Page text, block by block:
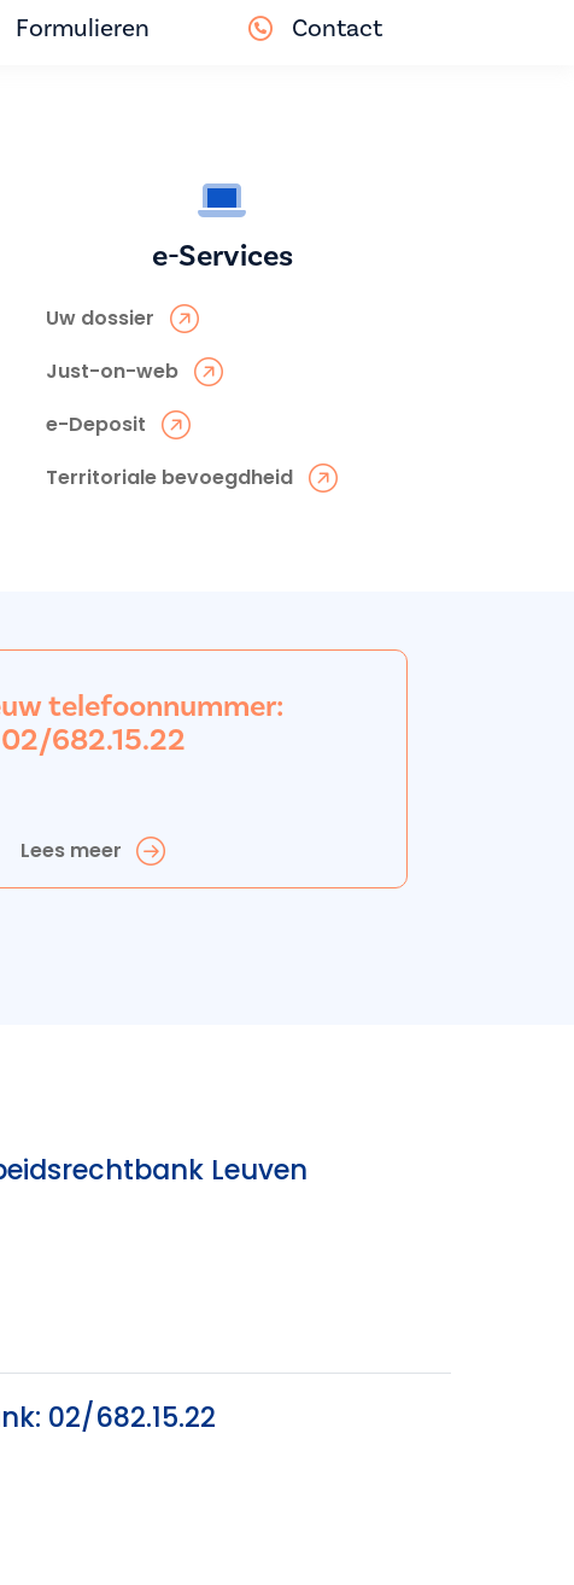
Formulieren Contact
e-Services
Uw dossier
Just-on-web
e-Deposit
Territoriale bevoegdheid
telefoonnummer:
02/682.15.22
Lees meer
Leuven
02/682.15.22